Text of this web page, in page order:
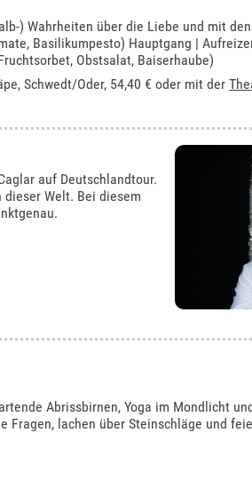
) Wahrheiten über die Liebe und mit
Basilikumpesto) Hauptgang |
Obstsalat, Baiserhaube)
Schwedt/Oder, 54,40 € oder mit der
auf Deutschlandtour.
Welt. Bei diesem
Abrissbirnen, Yoga im Mondlicht
Fragen, lachen über Steinschläge und